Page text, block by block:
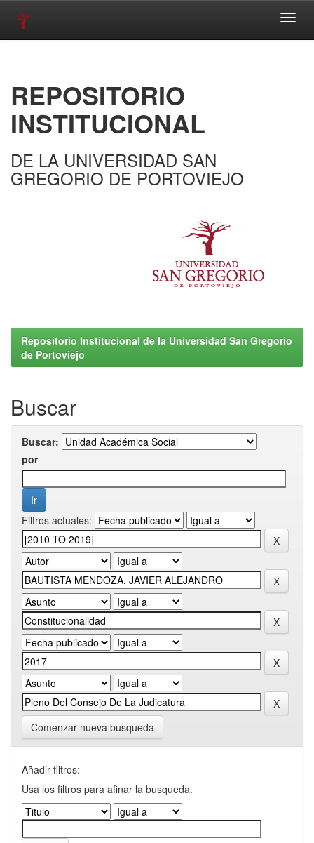
REPOSITORIO
INSTITUCIONAL
DE LA UNIVERSIDAD SAN
GREGORIO DE PORTOVIEJO
Repositorio Institucional de la Universidad San Gregorio
de Portoviejo
Buscar
Buscar:
por
Filtros actuales:
Comenzar nueva busqueda
Añadir filtros:
Usa los filtros para afinar la busqueda.